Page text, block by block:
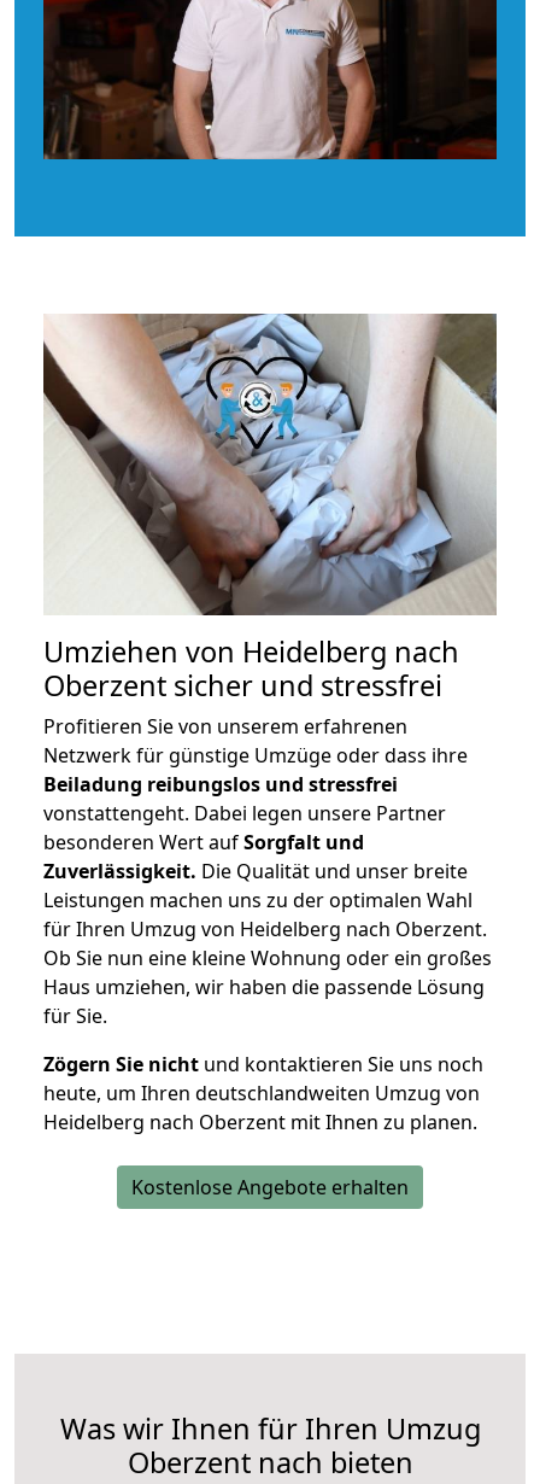
Umziehen von Heidelberg nach
Oberzent sicher und stressfrei
Profitieren Sie von unserem erfahrenen
Netzwerk für günstige Umzüge oder dass ihre
Beiladung reibungslos und stressfrei
vonstattengeht. Dabei legen unsere Partner
besonderen Wert aufSorgfalt und
Zuverlässigkeit. Die Qualität und unser breite
Leistungen machen uns zu der optimalen Wahl
für Ihren Umzug von Heidelberg nach Oberzent.
Ob Sie nun eine kleine Wohnung oder ein großes
Haus umziehen, wir haben die passende Lösung
für Sie.
Zögern Sie nicht und kontaktieren Sie uns noch
heute, um Ihren deutschlandweiten Umzug von
Heidelberg nach Oberzent mit Ihnen zu planen.
Kostenlose Angebote erhalten
Was wir Ihnen für Ihren Umzug
Oberzent nach bieten